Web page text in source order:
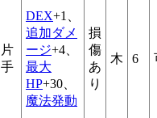
片
手
DEX+1、
追加ダメ
ージ+4、
最大
HP+30、
魔法発動
損
傷
あ
り
木 6